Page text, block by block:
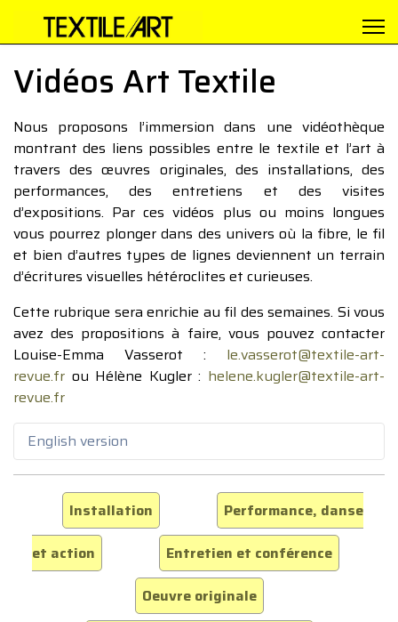
Vidéos Art Textile
Nous proposons l’immersion dans une vidéothèque
montrant des liens possibles entre le textile et l’art à
travers des œuvres originales, des installations, des
performances, des entretiens et des visites
d’expositions. Par ces vidéos plus ou moins longues
vous pourrez plonger dans des univers où la fibre, le fil
et bien d’autres types de lignes deviennent un terrain
d’écritures visuelles hétéroclites et curieuses.
Cette rubrique sera enrichie au fil des semaines. Si vous
avez des propositions à faire, vous pouvez contacter
Louise-Emma Vasserot : le.vasserot@textile-art-
revue.fr ou Hélène Kugler : helene.kugler@textile-art-
revue.fr
English version
Installation
Performance, danse
et action
Entretien et conférence
Oeuvre originale